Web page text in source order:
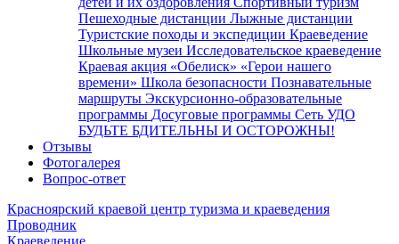
Пешеходные дистанции Лыжные дистанции
Туристские походы и экспедиции Краеведение
Школьные музеи Исследовательское краеведение
Краевая акция «Обелиск» «Герои нашего
времени» Школа безопасности Познавательные
маршруты Экскурсионно-образовательные
программы Досуговые программы Сеть УДО
БУДЬТЕ БДИТЕЛЬНЫ И ОСТОРОЖНЫ!
Отзывы
Фотогалерея
Вопрос-ответ
Красноярский краевой центр туризма и краеведения
Проводник
Краеведение